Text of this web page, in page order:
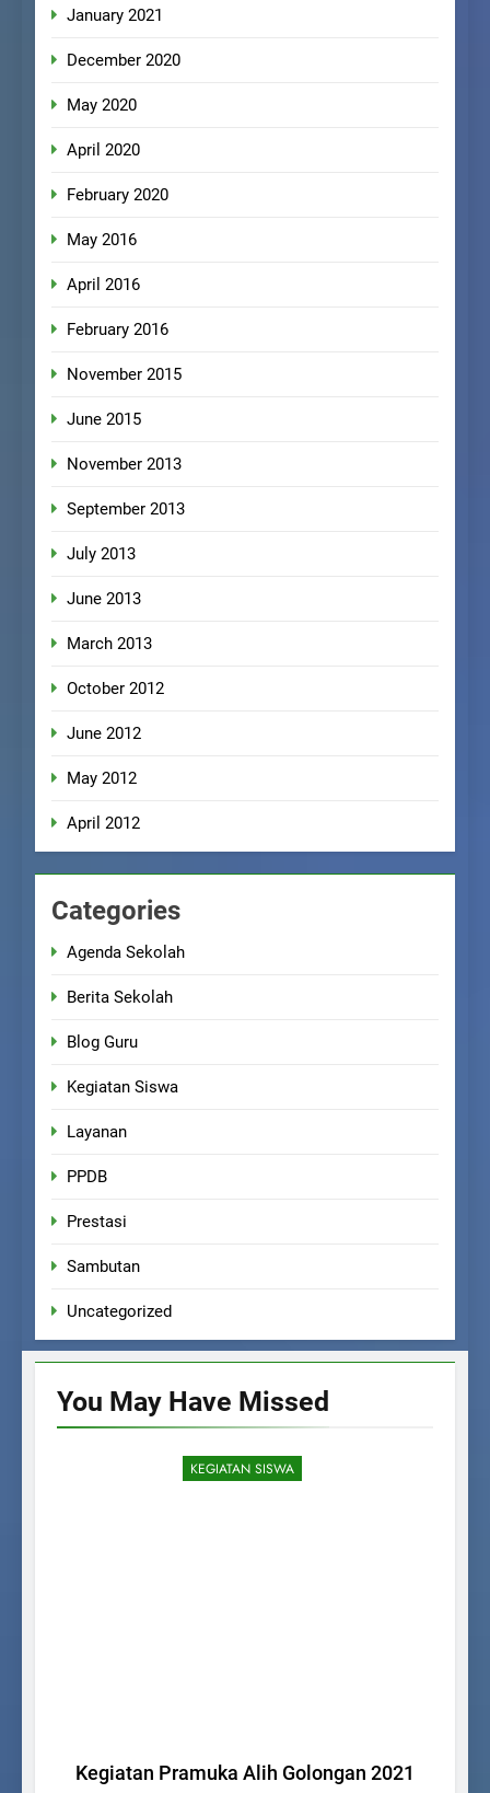
January 2021
December 2020
May 2020
April 2020
February 2020
May 2016
April 2016
February 2016
November 2015
June 2015
November 2013
September 2013
July 2013
June 2013
March 2013
October 2012
June 2012
May 2012
April 2012
Categories
Agenda Sekolah
Berita Sekolah
Blog Guru
Kegiatan Siswa
Layanan
PPDB
Prestasi
Sambutan
Uncategorized
You May Have Missed
KEGIATAN SISWA
Kegiatan Pramuka Alih Golongan 2021